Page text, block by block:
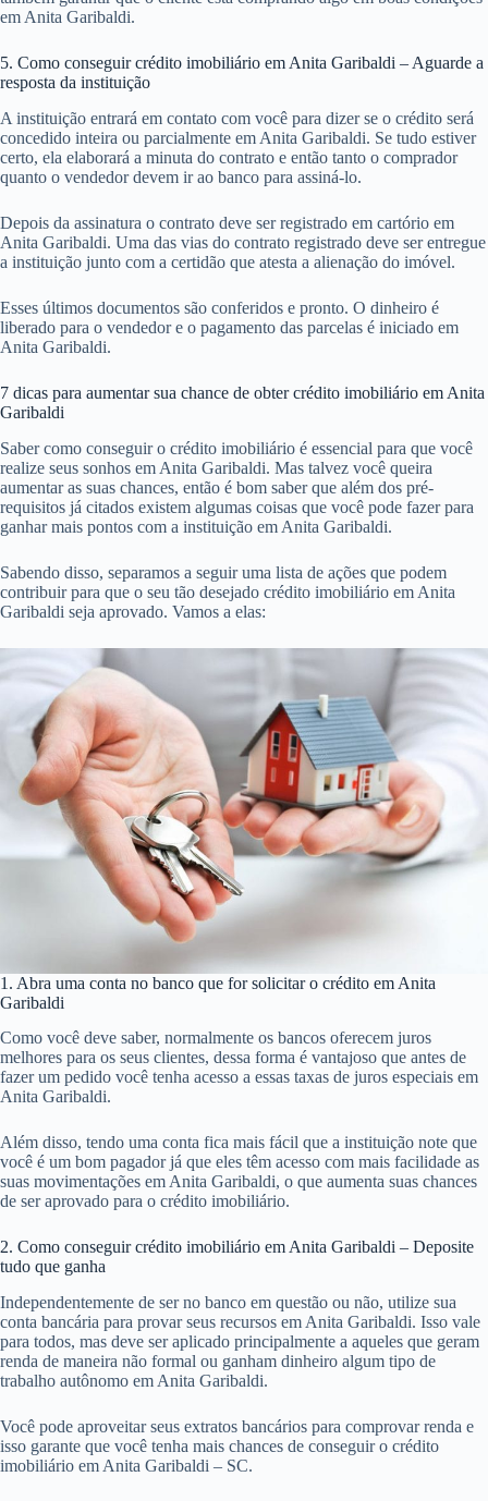
em Anita Garibaldi.
5. Como conseguir crédito imobiliário em Anita Garibaldi – Aguarde a
resposta da instituição
A instituição entrará em contato com você para dizer se o crédito será
concedido inteira ou parcialmente em Anita Garibaldi. Se tudo estiver
certo, ela elaborará a minuta do contrato e então tanto o comprador
quanto o vendedor devem ir ao banco para assiná-lo.
Depois da assinatura o contrato deve ser registrado em cartório em
Anita Garibaldi. Uma das vias do contrato registrado deve ser entregue
a instituição junto com a certidão que atesta a alienação do imóvel.
Esses últimos documentos são conferidos e pronto. O dinheiro é
liberado para o vendedor e o pagamento das parcelas é iniciado em
Anita Garibaldi.
7 dicas para aumentar sua chance de obter crédito imobiliário em Anita
Garibaldi
Saber como conseguir o crédito imobiliário é essencial para que você
realize seus sonhos em Anita Garibaldi. Mas talvez você queira
aumentar as suas chances, então é bom saber que além dos pré-
requisitos já citados existem algumas coisas que você pode fazer para
ganhar mais pontos com a instituição em Anita Garibaldi.
Sabendo disso, separamos a seguir uma lista de ações que podem
contribuir para que o seu tão desejado crédito imobiliário em Anita
Garibaldi seja aprovado. Vamos a elas:
1. Abra uma conta no banco que for solicitar o crédito em Anita
Garibaldi
Como você deve saber, normalmente os bancos oferecem juros
melhores para os seus clientes, dessa forma é vantajoso que antes de
fazer um pedido você tenha acesso a essas taxas de juros especiais em
Anita Garibaldi.
Além disso, tendo uma conta fica mais fácil que a instituição note que
você é um bom pagador já que eles têm acesso com mais facilidade as
suas movimentações em Anita Garibaldi, o que aumenta suas chances
de ser aprovado para o crédito imobiliário.
2. Como conseguir crédito imobiliário em Anita Garibaldi – Deposite
tudo que ganha
Independentemente de ser no banco em questão ou não, utilize sua
conta bancária para provar seus recursos em Anita Garibaldi. Isso vale
para todos, mas deve ser aplicado principalmente a aqueles que geram
renda de maneira não formal ou ganham dinheiro algum tipo de
trabalho autônomo em Anita Garibaldi.
Você pode aproveitar seus extratos bancários para comprovar renda e
isso garante que você tenha mais chances de conseguir o crédito
imobiliário em Anita Garibaldi – SC.